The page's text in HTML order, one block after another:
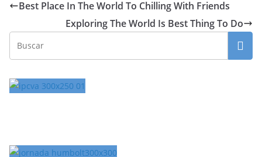
Best Place In The World To Chilling With Friends
Exploring The World Is Best Thing To Do